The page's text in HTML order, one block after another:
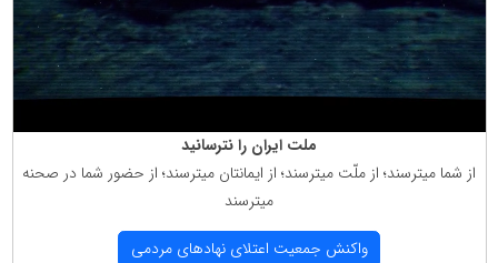
ملت ایران را نترسانید
از شما میترسند؛ از ملّت میترسند؛ از ایمانتان میترسند؛ از حضور شما در صحنه
میترسند
واكنش جمعیت اعتلای نهادهای مردمی